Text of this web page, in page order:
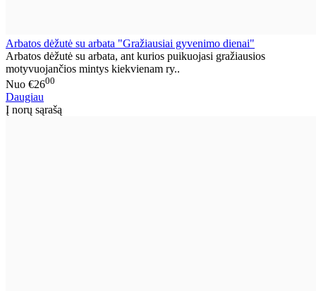
Arbatos dėžutė su arbata "Gražiausiai gyvenimo dienai"
Arbatos dėžutė su arbata, ant kurios puikuojasi gražiausios
motyvuojančios mintys kiekvienam ry..
Nuo €2600
Daugiau
Į norų sąrašą